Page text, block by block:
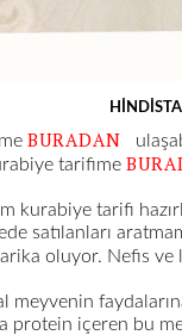
BURADAN
tarifime
kurabiye tarifi
satılanları
oluyor. Nefis
meyvenin
protein içeren bu